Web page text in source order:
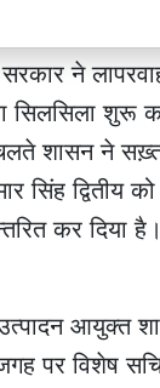
सरकार ने
सिलसिला शुरू
शासन ने
सिंह द्वितीय
कर दिया
आयुक्त
पर विशेष